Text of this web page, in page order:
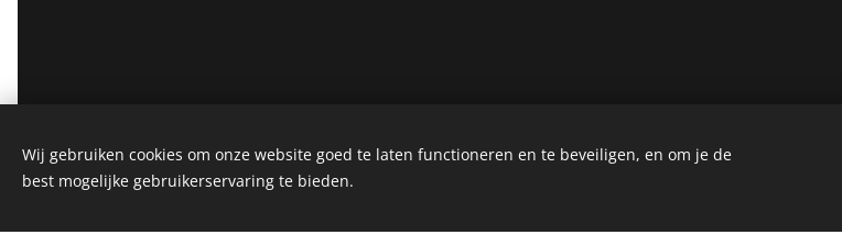
057/20 05 07
Wij gebruiken cookies om onze website goed te laten functioneren en te beveiligen, en om je de
best mogelijke gebruikerservaring te bieden.